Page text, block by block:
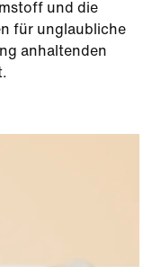
und die
für unglaubliche
anhaltenden